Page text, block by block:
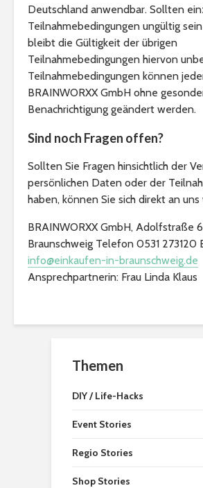
Deutschland anwendbar. Sollten
Teilnahmebedingungen ungültig
bleibt die Gültigkeit der übrigen
Teilnahmebedingungen hiervon
Teilnahmebedingungen können
BRAINWORXX GmbH ohne
Benachrichtigung geändert werden.
Sind noch Fragen offen?
Sollten Sie Fragen hinsichtlich der
persönlichen Daten oder der
haben, können Sie sich direkt an
BRAINWORXX GmbH, Adolfstraße
Braunschweig Telefon 0531 273120
info@einkaufen-in-braunschweig.de
Ansprechpartnerin: Frau Linda Klaus
Themen
DIY / Life-Hacks
Event Stories
Regio Stories
Shop Stories